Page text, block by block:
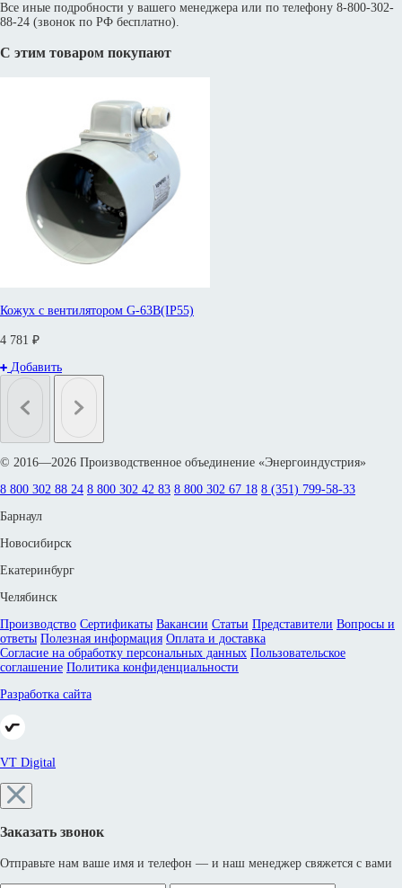
Все иные подробности у вашего менеджера или по телефону 8-800-302-
88-24 (звонок по РФ бесплатно).
С этим товаром покупают
Кожух с вентилятором G-63B(IP55)
4 781 ₽
Добавить
© 2016—2026 Производственное объединение «Энергоиндустрия»
8 800 302 88 24 8 800 302 42 83 8 800 302 67 18 8 (351) 799-58-33
Барнаул
Новосибирск
Екатеринбург
Челябинск
Производство Сертификаты Вакансии Статьи Представители Вопросы и
ответы Полезная информация Оплата и доставка
Согласие на обработку персональных данных Пользовательское
соглашение Политика конфиденциальности
Разработка сайта
VT Digital
Заказать звонок
Отправьте нам ваше имя и телефон — и наш менеджер свяжется с вами